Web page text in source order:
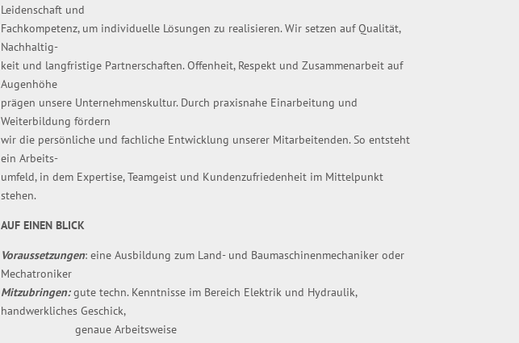
Leidenschaft und
Fachkompetenz, um individuelle Lösungen zu realisieren. Wir setzen auf Qualität,
Nachhaltig-
keit und langfristige Partnerschaften. Offenheit, Respekt und Zusammenarbeit auf
Augenhöhe
prägen unsere Unternehmenskultur. Durch praxisnahe Einarbeitung und
Weiterbildung fördern
wir die persönliche und fachliche Entwicklung unserer Mitarbeitenden. So entsteht
ein Arbeits-
umfeld, in dem Expertise, Teamgeist und Kundenzufriedenheit im Mittelpunkt
stehen.
AUF EINEN BLICK
Voraussetzungen: eine Ausbildung zum Land- und Baumaschinenmechaniker oder
Mechatroniker
Mitzubringen:gute techn. Kenntnisse im Bereich Elektrik und Hydraulik,
handwerkliches Geschick,
genaue Arbeitsweise